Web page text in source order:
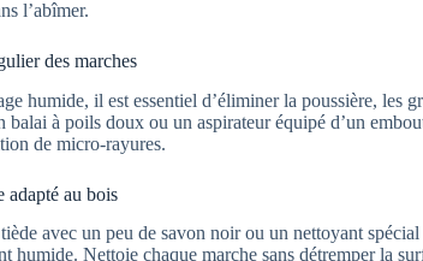
l’abîmer.
des marches
humide, il est essentiel d’éliminer la poussière, les
balai à poils doux ou un aspirateur équipé d’un
de micro-rayures.
adapté au bois
avec un peu de savon noir ou un nettoyant
humide. Nettoie chaque marche sans détremper la